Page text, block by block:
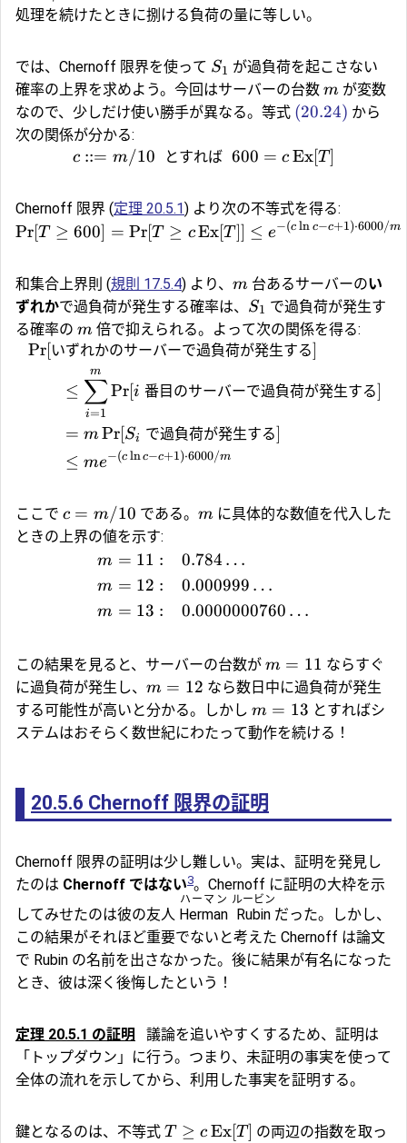
処理を続けたときに捌ける負荷の量に等しい。
では、Chernoff 限界を使って S1 が過負荷を起こさない
確率の上界を求めよう。今回はサーバーの台数 m が変数
なので、少しだけ使い勝手が異なる。等式 (20.24) から
次の関係が分かる:
c ::= m/10 とすれば 600 = c Ex[T ]
Chernoff 限界 (定理 20.5.1) より次の不等式を得る:
Pr[T ≥ 600] = Pr[T ≥ cEx[T ]] ≤ e−(c ln c−c+1)⋅6000/m
和集合上界則 (規則 17.5.4) より、 m 台あるサーバーのい
ずれかで過負荷が発生する確率は、 S1 で過負荷が発生す
る確率の m 倍で抑えられる。よって次の関係を得る:
Pr[いずれかのサーバーで過負荷が発生する]
≤
i=1
∑
m
Pr[i 番目のサーバーで過負荷が発生する]
= mPr[Si で過負荷が発生する]
≤ me−(c ln c−c+1)⋅6000/m
ここで c = m/10 である。 mに具体的な数値を代入した
ときの上界の値を示す:
m = 11 :
m = 12 :
m = 13 :
0.784 …
0.000999 …
0.0000000760 …
この結果を見ると、サーバーの台数が m = 11 ならすぐ
に過負荷が発生し、 m = 12 なら数日中に過負荷が発生
する可能性が高いと分かる。しかし m = 13 とすればシ
ステムはおそらく数世紀にわたって動作を続ける！
20.5.6 Chernoff 限界の証明
Chernoff 限界の証明は少し難しい。実は、証明を発見し
たのは Chernoff ではない3。Chernoff に証明の大枠を示
してみせたのは彼の友人 Herman
ハーマン
Rubin
ルービン
だった。しかし、
この結果がそれほど重要でないと考えた Chernoff は論文
で Rubin の名前を出さなかった。後に結果が有名になった
とき、彼は深く後悔したという！
定理 20.5.1 の証明
議論を追いやすくするため、証明は
「トップダウン」に行う。つまり、未証明の事実を使って
全体の流れを示してから、利用した事実を証明する。
鍵となるのは、不等式 T ≥ c Ex[T ] の両辺の指数を取っ